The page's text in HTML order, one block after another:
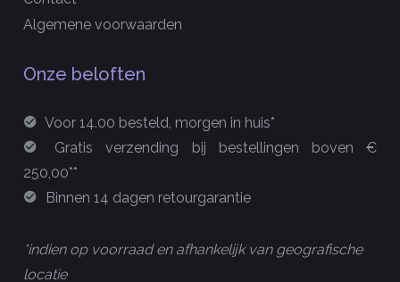
Algemene voorwaarden
Onze beloften
Voor 14.00 besteld, morgen in huis*
Gratis verzending bij bestellingen boven €
250,00**
Binnen 14 dagen retourgarantie
*indien op voorraad en afhankelijk van geografische
locatie